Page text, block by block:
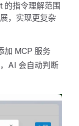
的指令理解范围
，实现更复杂
加 MCP 服务
AI 会自动判断